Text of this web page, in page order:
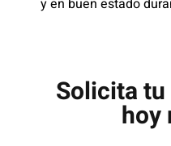
y en buen estado
Solicita
hoy